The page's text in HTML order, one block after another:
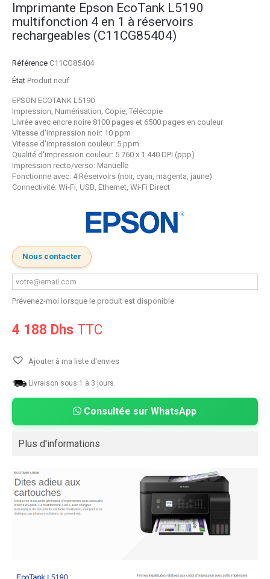
Imprimante Epson EcoTank L5190
multifonction 4 en 1 à réservoirs
rechargeables (C11CG85404)
Référence C11CG85404
État Produit neuf
EPSON ECOTANK L5190
Impression, Numérisation, Copie, Télécopie
Livrée avec encre noire 8100 pages et 6500 pages en couleur
Vitesse d'impression noir: 10 ppm
Vitesse d'impression couleur: 5 ppm
Qualité d'impression couleur: 5.760 x 1.440 DPI (ppp)
Impression recto/verso: Manuelle
Fonctionne avec: 4 Réservoirs (noir, cyan, magenta, jaune)
Connectivité: Wi-Fi, USB, Ethernet, Wi-Fi Direct
Nous contacter
Prévenez-moi lorsque le produit est disponible
4 188 Dhs TTC
Ajouter à ma liste d'envies
Livraison sous 1 à 3 jours.
Consultée sur WhatsApp
Plus d'informations